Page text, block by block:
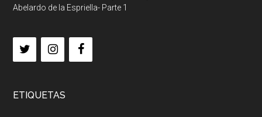
Abelardo de la Espriella- Parte 1
ETIQUETAS